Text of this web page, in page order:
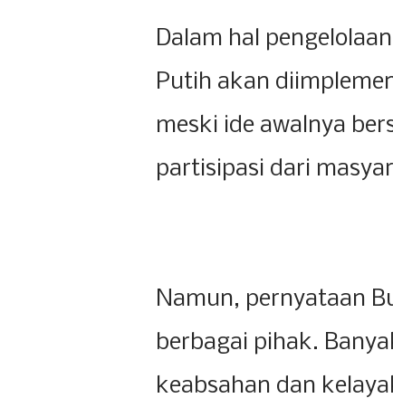
Dalam hal
Putih akan
meski ide awalnya
partisipasi dari
Namun, pernyataan
berbagai pihak.
keabsahan dan